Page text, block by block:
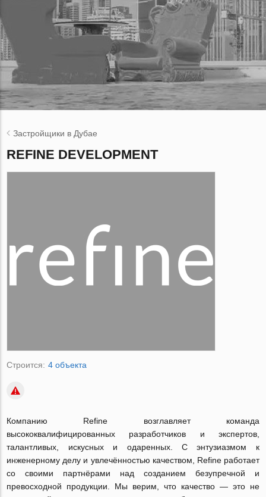
Застройщики в Дубае
REFINE DEVELOPMENT
Строится: 4 объекта
Компанию Refine возглавляет команда
высококвалифицированных разработчиков и экспертов,
талантливых, искусных и одаренных. С энтузиазмом к
инженерному делу и увлечённостью качеством, Refine работает
со своими партнёрами над созданием безупречной и
превосходной продукции. Мы верим, что качество — это не